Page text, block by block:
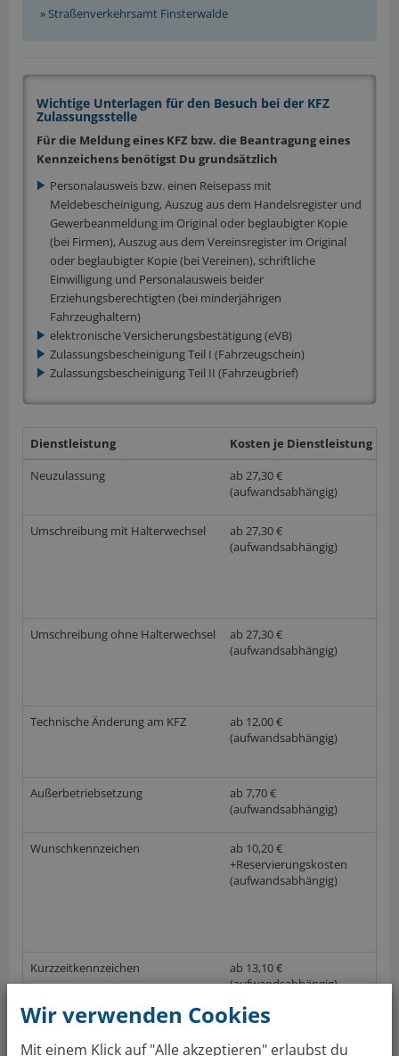
» Straßenverkehrsamt Finsterwalde
Wichtige Unterlagen für den Besuch bei der KFZ
Zulassungsstelle
Für die Meldung eines KFZ bzw. die Beantragung eines
Kennzeichens benötigst Du grundsätzlich
Personalausweis bzw. einen Reisepass mit
Meldebescheinigung, Auszug aus dem Handelsregister und
Gewerbeanmeldung im Original oder beglaubigter Kopie
(bei Firmen), Auszug aus dem Vereinsregister im Original
oder beglaubigter Kopie (bei Vereinen), schriftliche
Einwilligung und Personalausweis beider
Erziehungsberechtigten (bei minderjährigen
Fahrzeughaltern)
elektronische Versicherungsbestätigung (eVB)
Zulassungsbescheinigung Teil I (Fahrzeugschein)
Zulassungsbescheinigung Teil II (Fahrzeugbrief)
Dienstleistung Kosten je Dienstleistung
Neuzulassung
ab 27,30 €
(aufwandsabhängig)
Umschreibung mit Halterwechsel
ab 27,30 €
(aufwandsabhängig)
Umschreibung ohne Halterwechsel
ab 27,30 €
(aufwandsabhängig)
Technische Änderung am KFZ
ab 12,00 €
(aufwandsabhängig)
Außerbetriebsetzung
ab 7,70 €
(aufwandsabhängig)
Wunschkennzeichen
ab 10,20 €
+Reservierungskosten
(aufwandsabhängig)
Kurzzeitkennzeichen
ab 13,10 €
(aufwandsabhängig)
(nach GebOSt, Anlage 1 (zu § 1), Stand 01.06.2017; keine Gewährleistung auf die
Richtigkeit der Preise im örtlichen Straßenverkehrsamt)
Wir verwenden Cookies
Mit einem Klick auf "Alle akzeptieren" erlaubst du